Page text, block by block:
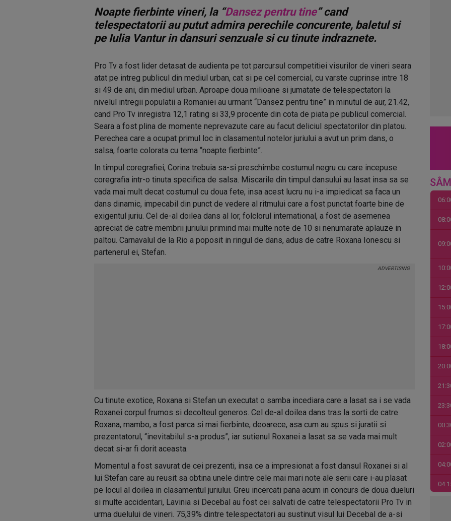
Noapte fierbinte vineri, la “Dansez pentru tine” cand
telespectatorii au putut admira perechile concurente, baletul si
pe Iulia Vantur in dansuri senzuale si cu tinute indraznete.
Pro Tv a fost lider detasat de audienta pe tot parcursul competitiei visurilor de vineri seara
atat pe intreg publicul din mediul urban, cat si pe cel comercial, cu varste cuprinse intre 18
si 49 de ani, din mediul urban. Aproape doua milioane si jumatate de telespectatori la
nivelul intregii populatii a Romaniei au urmarit “Dansez pentru tine” in minutul de aur, 21.42,
cand Pro Tv inregistra 12,1 rating si 33,9 procente din cota de piata pe publicul comercial.
Seara a fost plina de momente neprevazute care au facut deliciul spectatorilor din platou.
Perechea care a ocupat primul loc in clasamentul notelor juriului a avut un prim dans, o
salsa, foarte colorata cu tema “noapte fierbinte”.
In timpul coregrafiei, Corina trebuia sa-si preschimbe costumul negru cu care incepuse
coregrafia intr-o tinuta specifica de salsa. Miscarile din timpul dansului au lasat insa sa se
vada mai mult decat costumul cu doua fete, insa acest lucru nu i-a impiedicat sa faca un
dans dinamic, impecabil din punct de vedere al ritmului care a fost punctat foarte bine de
exigentul juriu. Cel de-al doilea dans al lor, folclorul international, a fost de asemenea
apreciat de catre membrii juriului primind mai multe note de 10 si nenumarate aplauze in
paltou. Carnavalul de la Rio a poposit in ringul de dans, adus de catre Roxana Ionescu si
partenerul ei, Stefan.
Cu tinute exotice, Roxana si Stefan un executat o samba incediara care a lasat sa i se vada
Roxanei corpul frumos si decolteul generos. Cel de-al doilea dans tras la sorti de catre
Roxana, mambo, a fost parca si mai fierbinte, deoarece, asa cum au spus si juratii si
prezentatorul, “inevitabilul s-a produs”, iar sutienul Roxanei a lasat sa se vada mai mult
decat si-ar fi dorit aceasta.
Momentul a fost savurat de cei prezenti, insa ce a impresionat a fost dansul Roxanei si al
lui Stefan care au reusit sa obtina unele dintre cele mai mari note ale serii care i-au plasat
pe locul al doilea in clasamentul juriului. Greu incercati pana acum in concurs de doua dueluri
si multe accidentari, Lavinia si Decebal au fost cei salvati de catre telespectatorii Pro Tv in
urma duelului de vineri. 75,39% dintre telespectatori au sustinut visul lui Decebal de a-si